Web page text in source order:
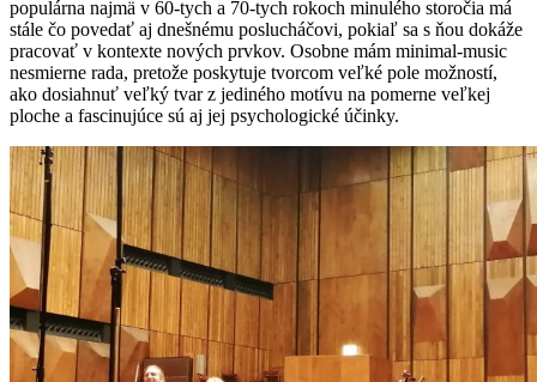
populárna najmä v 60-tych a 70-tych rokoch minulého storočia má
stále čo povedať aj dnešnému poslucháčovi, pokiaľ sa s ňou dokáže
pracovať v kontexte nových prvkov. Osobne mám minimal-music
nesmierne rada, pretože poskytuje tvorcom veľké pole možností,
ako dosiahnuť veľký tvar z jediného motívu na pomerne veľkej
ploche a fascinujúce sú aj jej psychologické účinky.